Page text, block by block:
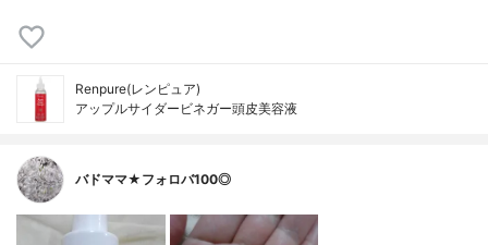
Renpure(レンピュア)
アップルサイダービネガー頭皮美容液
バドママ★フォロバ100◎